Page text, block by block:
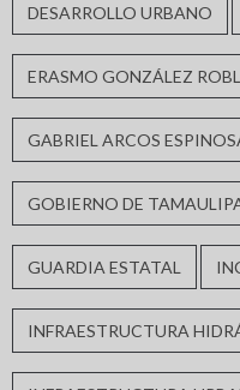
DESARROLLO URBANO
ERASMO GONZÁLEZ
GABRIEL ARCOS
GOBIERNO DE
GUARDIA ESTATAL
INFRAESTRUCTURA